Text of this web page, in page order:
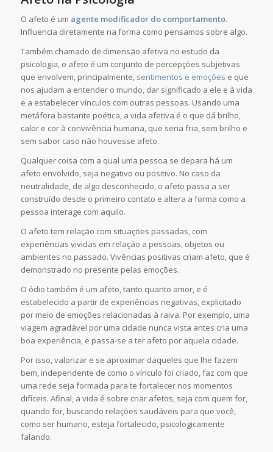
O afeto é um agente modificador do comportamento.
Influencia diretamente na forma como pensamos sobre algo.
Também chamado de dimensão afetiva no estudo da
psicologia, o afeto é um conjunto de percepções subjetivas
que envolvem, principalmente, sentimentos e emoções e que
nos ajudam a entender o mundo, dar significado a ele e à vida
e a estabelecer vínculos com outras pessoas. Usando uma
metáfora bastante poética, a vida afetiva é o que dá brilho,
calor e cor à convivência humana, que seria fria, sem brilho e
sem sabor caso não houvesse afeto.
Qualquer coisa com a qual uma pessoa se depara há um
afeto envolvido, seja negativo ou positivo. No caso da
neutralidade, de algo desconhecido, o afeto passa a ser
construído desde o primeiro contato e altera a forma como a
pessoa interage com aquilo.
O afeto tem relação com situações passadas, com
experiências vividas em relação a pessoas, objetos ou
ambientes no passado. Vivências positivas criam afeto, que é
demonstrado no presente pelas emoções.
O ódio também é um afeto, tanto quanto amor, e é
estabelecido a partir de experiências negativas, explicitado
por meio de emoções relacionadas à raiva. Por exemplo, uma
viagem agradável por uma cidade nunca vista antes cria uma
boa experiência, e passa-se a ter afeto por aquela cidade.
Por isso, valorizar e se aproximar daqueles que lhe fazem
bem, independente de como o vínculo foi criado, faz com que
uma rede seja formada para te fortalecer nos momentos
difíceis. Afinal, a vida é sobre criar afetos, seja com quem for,
quando for, buscando relações saudáveis para que você,
como ser humano, esteja fortalecido, psicologicamente
falando.